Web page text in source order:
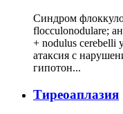
Синдром
flocculonodulare;
+ nodulus cerebelli
атаксия с
гипотон...
Тиреоаплазия